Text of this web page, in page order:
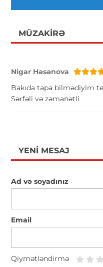
MÜZAKIRƏ
Nigar Həsənova
Bakıda tapa bilmədiyim
Sərfəli və zəmanətli
YENI MESAJ
Ad və soyadınız
Email
Qiymətləndirmə